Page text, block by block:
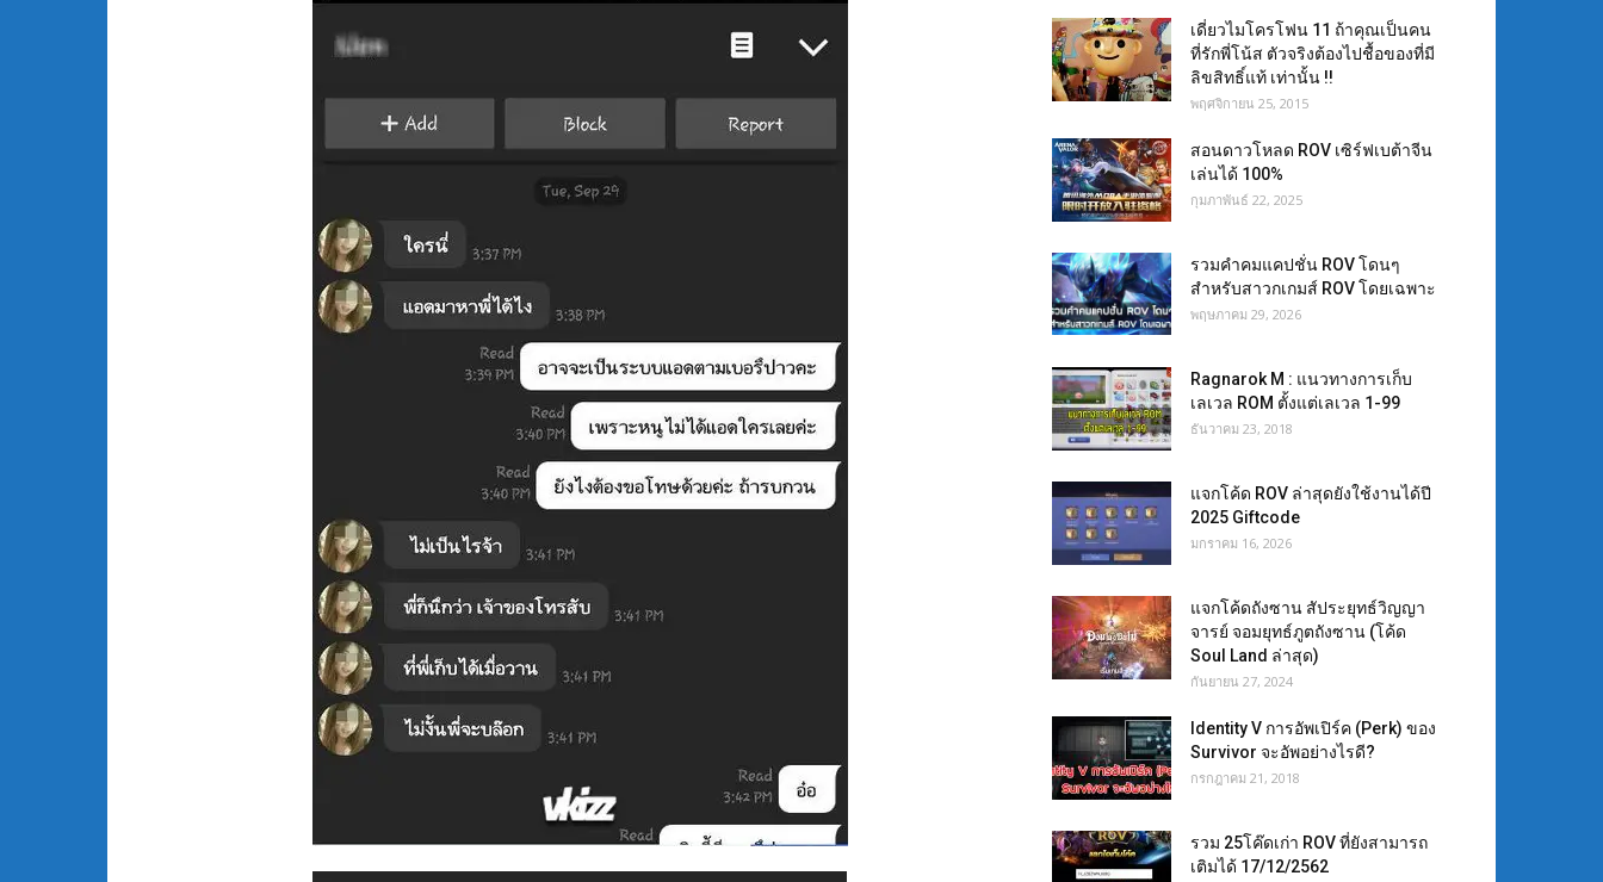
เดี่ยวไมโครโฟน 11 ถ้าคุณเป็นคน
ที่รักพี่โน้ส ตัวจริงต้องไปชื้อของที่มี
ลิขสิทธิ์แท้ เท่านั้น !!
พฤศจิกายน 25, 2015
สอนดาวโหลด ROV เซิร์ฟเบต้าจีน
เล่นได้ 100%
กุมภาพันธ์ 22, 2025
รวมคำคมแคปชั่น ROV โดนๆ
สำหรับสาวกเกมส์ ROV โดยเฉพาะ
พฤษภาคม 29, 2026
Ragnarok M : แนวทางการเก็บ
เลเวล ROM ตั้งแต่เลเวล 1-99
ธันวาคม 23, 2018
แจกโค้ด ROV ล่าสุดยังใช้งานได้ปี
2025 Giftcode
มกราคม 16, 2026
แจกโค้ดถังซาน สัประยุทธ์วิญญา
จารย์ จอมยุทธ์ภูตถังซาน (โค้ด
Soul Land ล่าสุด)
กันยายน 27, 2024
Identity V การอัพเปิร์ค (Perk) ของ
Survivor จะอัพอย่างไรดี?
กรกฎาคม 21, 2018
รวม 25โค๊ดเก่า ROV ที่ยังสามารถ
เติมได้ 17/12/2562